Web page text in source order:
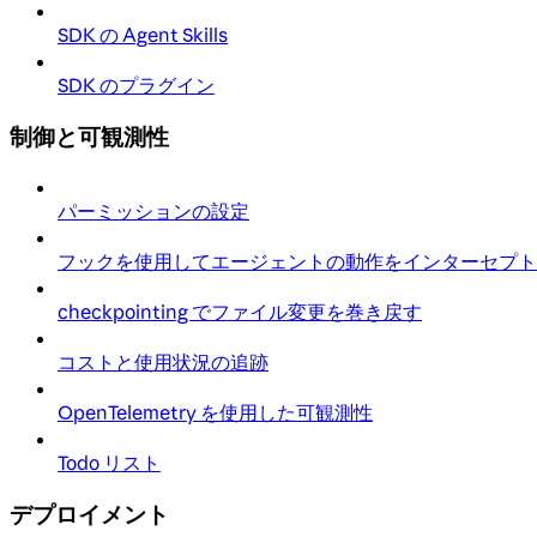
SDK の Agent Skills
SDK のプラグイン
制御と可観測性
パーミッションの設定
フックを使用してエージェントの動作をインターセプ
checkpointing でファイル変更を巻き戻す
コストと使用状況の追跡
OpenTelemetry を使用した可観測性
Todo リスト
デプロイメント